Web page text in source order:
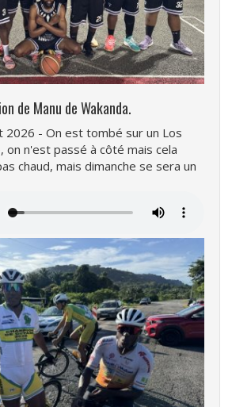
de Manu de Wakanda.
2026 - On est tombé sur un Los
on n'est passé à côté mais cela
chaud, mais dimanche se sera un